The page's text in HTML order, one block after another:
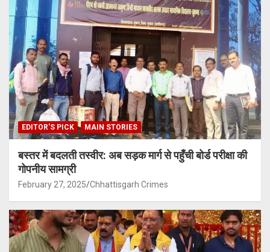
EDITOR'S PICK MAIN STORIES
बस्तर में बदलती तस्वीर: अब सड़क मार्ग से पहुँची बोर्ड परीक्षा की
गोपनीय सामग्री
February 27, 2025 Chhattisgarh Crimes